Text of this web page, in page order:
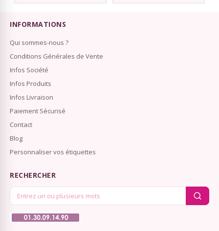
INFORMATIONS
Qui sommes-nous ?
Conditions Générales de Vente
Infos Société
Infos Produits
Infos Livraison
Paiement Sécurisé
Contact
Blog
Personnaliser vos étiquettes
RECHERCHER